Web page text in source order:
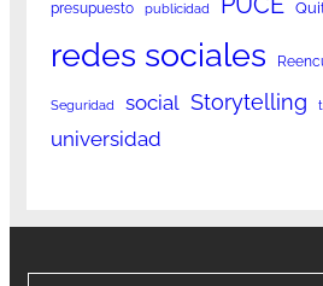
presupuesto publicidad
redes sociales
Seguridad social Storytelling
universidad